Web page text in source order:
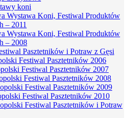
koni
Wystawa Koni, Festiwal Produktów
– 2011
Wystawa Koni, Festiwal Produktów
– 2008
Pasztetników i Potraw z Gęsi
Festiwal Pasztetników 2006
Festiwal Pasztetników 2007
Festiwal Pasztetników 2008
Festiwal Pasztetników 2009
Festiwal Pasztetników 2010
Festiwal Pasztetników i Potraw